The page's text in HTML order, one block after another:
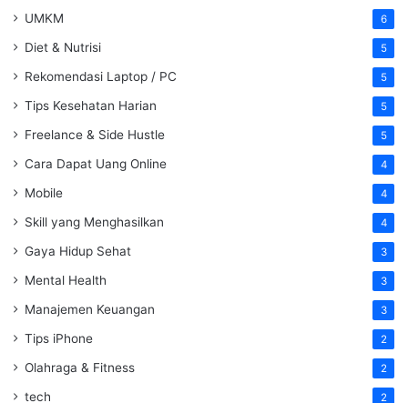
UMKM 6
Diet & Nutrisi 5
Rekomendasi Laptop / PC 5
Tips Kesehatan Harian 5
Freelance & Side Hustle 5
Cara Dapat Uang Online 4
Mobile 4
Skill yang Menghasilkan 4
Gaya Hidup Sehat 3
Mental Health 3
Manajemen Keuangan 3
Tips iPhone 2
Olahraga & Fitness 2
tech 2